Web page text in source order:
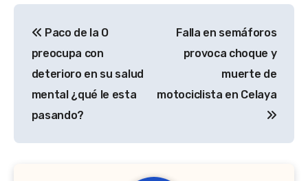
de
entradas
Paco de la O
preocupa con
deterioro en su salud
mental ¿qué le esta
pasando?
Falla en semáforos
provoca choque y
muerte de
motociclista en Celaya